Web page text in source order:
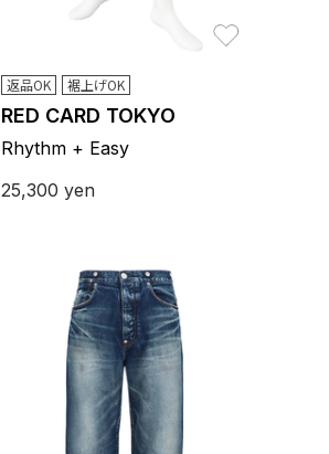
返品OK 裾上げOK
RED CARD TOKYO
Rhythm + Easy
25,300 yen